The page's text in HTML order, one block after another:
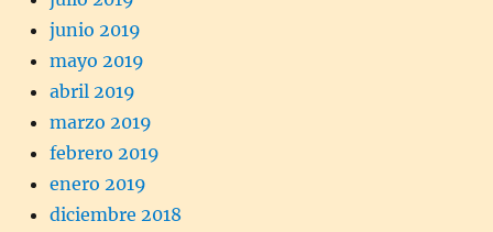
junio 2019
mayo 2019
abril 2019
marzo 2019
febrero 2019
enero 2019
diciembre 2018